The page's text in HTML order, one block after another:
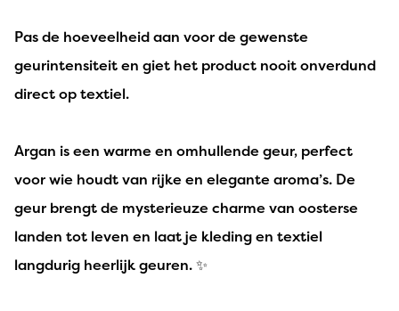
Pas de hoeveelheid aan voor de gewenste
geurintensiteit en giet het product nooit onverdund
direct op textiel.
Argan is een warme en omhullende geur, perfect
voor wie houdt van rijke en elegante aroma’s. De
geur brengt de mysterieuze charme van oosterse
landen tot leven en laat je kleding en textiel
langdurig heerlijk geuren. ✨